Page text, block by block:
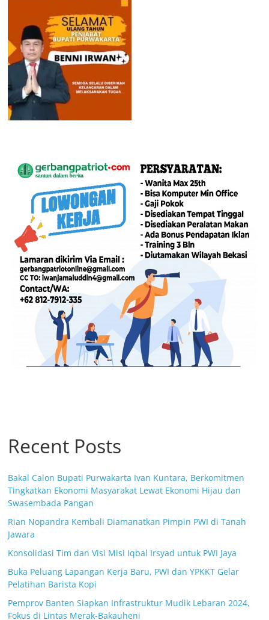
Recent Posts
Bakal Calon Bupati Purwakarta Ivan Kuntara, Berkomitmen
Tingkatkan Ekonomi Masyarakat Lewat Ekonomi Hijau dan
Swasembada Pangan
Rian Nopandra Kembali Diamanatkan Pimpin PWI di Tanah
Jawara
Konsolidasi Tim dan Visi Misi Iqbal Irsyad untuk PWI Jaya
Buka Peluang Lapangan Kerja Baru, PWI dan YPKKT Gelar
Pelatihan Barista Kopi
Pemprov Banten Siapkan Infrastruktur Mudik Lebaran 2024,
Fokus di Lintas Merak-Bakauheni